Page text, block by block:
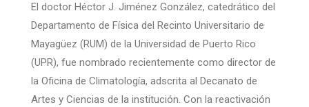
El doctor Héctor J. Jiménez González, catedrático del
Departamento de Física del Recinto Universitario de
Mayagüez (RUM) de la Universidad de Puerto Rico
(UPR), fue nombrado recientemente como director de
la Oficina de Climatología, adscrita al Decanato de
Artes y Ciencias de la institución. Con la reactivación